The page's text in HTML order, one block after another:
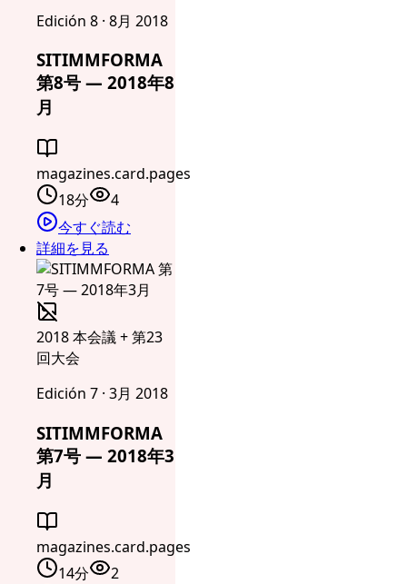
Edición 8 · 8月 2018
SITIMMFORMA
第8号 — 2018年8
月
magazines.card.pages
18分
4
今すぐ読む
詳細を見る
2018 本会議 + 第23
回大会
Edición 7 · 3月 2018
SITIMMFORMA
第7号 — 2018年3
月
magazines.card.pages
14分
2